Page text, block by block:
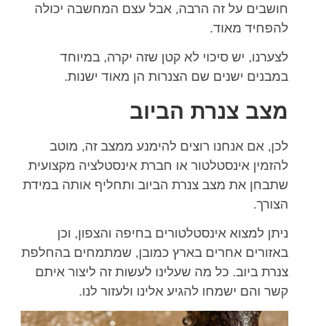
חושבים על זה הרבה, אבל עצם המחשבה יכולה
להפחיד מאוד.
לצערנו, יש סיכוי לא קטן שזה יקרה, במיוחד
במבנים ישנים שם הצנרות הן מאוד ישנות.
מצב צנרת הביוב
לכן, אם אנחנו רוצים להימנע ממצב זה, מוטב
להזמין אינסטלטור או חברת אינסטלציה מקצועית
שתבחן את מצב צנרת הביוב ותחליף אותה במידת
הצורך.
ניתן למצוא אינסטלטורים בחיפה והצפון, וכן
באזורים אחרים בארץ כמובן, שמתמחים בהחלפת
צנרת ביוב. כל מה שעלינו לעשות זה ליצור איתם
קשר והם ישמחו להגיע אלינו ולעזור לנו.